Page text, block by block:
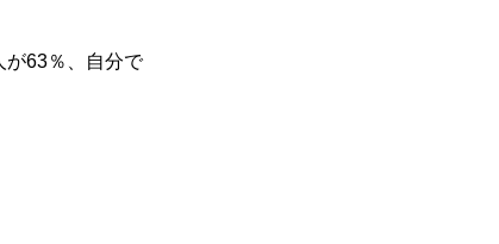
が63％、自分で